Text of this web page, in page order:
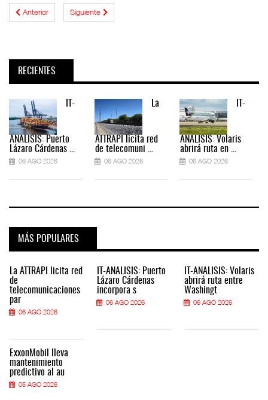
Anterior Siguiente
RECIENTES
IT-
ANÁLISIS: Puerto
Lázaro Cárdenas ...
06 AGO 2026
La
ATTRAPI licita red
de telecomuni ...
06 AGO 2026
IT-
ANÁLISIS: Volaris
abrirá ruta en ...
06 AGO 2026
MÁS POPULARES
La ATTRAPI licita red
de
telecomunicaciones
par
06 AGO 2026
ExxonMobil lleva
mantenimiento
predictivo al au
05 AGO 2026
IT-ANÁLISIS: Puerto
Lázaro Cárdenas
incorpora s
06 AGO 2026
IT-ANÁLISIS: Volaris
abrirá ruta entre
Washingt
06 AGO 2026